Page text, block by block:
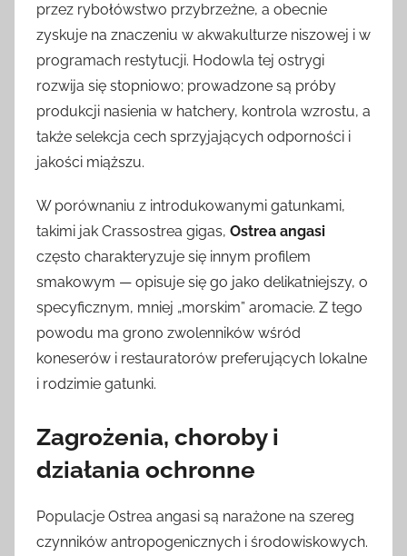
przez rybołówstwo przybrzeżne, a obecnie
zyskuje na znaczeniu w akwakulturze niszowej i w
programach restytucji. Hodowla tej ostrygi
rozwija się stopniowo; prowadzone są próby
produkcji nasienia w hatchery, kontrola wzrostu, a
także selekcja cech sprzyjających odporności i
jakości miąższu.
W porównaniu z introdukowanymi gatunkami,
takimi jak Crassostrea gigas, Ostrea angasi
często charakteryzuje się innym profilem
smakowym — opisuje się go jako delikatniejszy, o
specyficznym, mniej „morskim” aromacie. Z tego
powodu ma grono zwolenników wśród
koneserów i restauratorów preferujących lokalne
i rodzimie gatunki.
Zagrożenia, choroby i
działania ochronne
Populacje Ostrea angasi są narażone na szereg
czynników antropogenicznych i środowiskowych.